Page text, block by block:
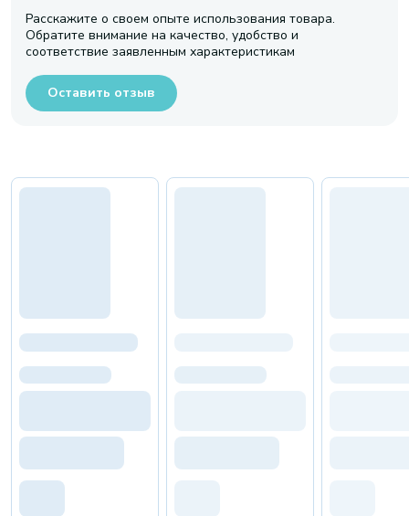
Расскажите о своем опыте использования товара.
Обратите внимание на качество, удобство и
соответствие заявленным характеристикам
Оставить отзыв